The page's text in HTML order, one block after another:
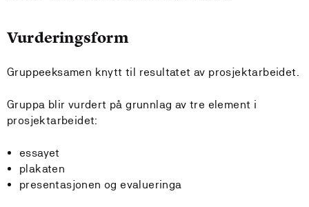
Vurderingsform
Gruppeeksamen knytt til resultatet av prosjektarbeidet.
Gruppa blir vurdert på grunnlag av tre element i
prosjektarbeidet:
essayet
plakaten
presentasjonen og evalueringa